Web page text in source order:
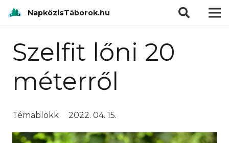
NapközisTáborok.hu
Szelfit lőni 20
méterről
Témablokk 2022. 04. 15.